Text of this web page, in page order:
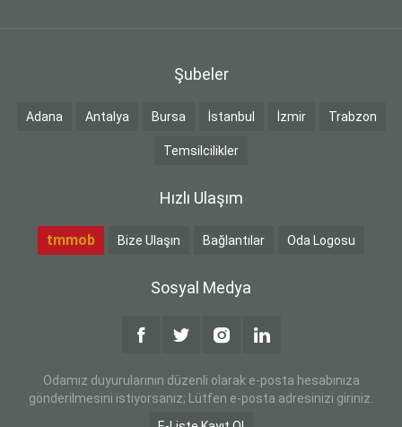
Şubeler
Adana Antalya Bursa İstanbul İzmir Trabzon
Temsilcilikler
Hızlı Ulaşım
tmmob Bize Ulaşın Bağlantılar Oda Logosu
Sosyal Medya
Odamız duyurularının düzenli olarak e-posta hesabınıza
gönderilmesini istiyorsanız; Lütfen e-posta adresinizi giriniz.